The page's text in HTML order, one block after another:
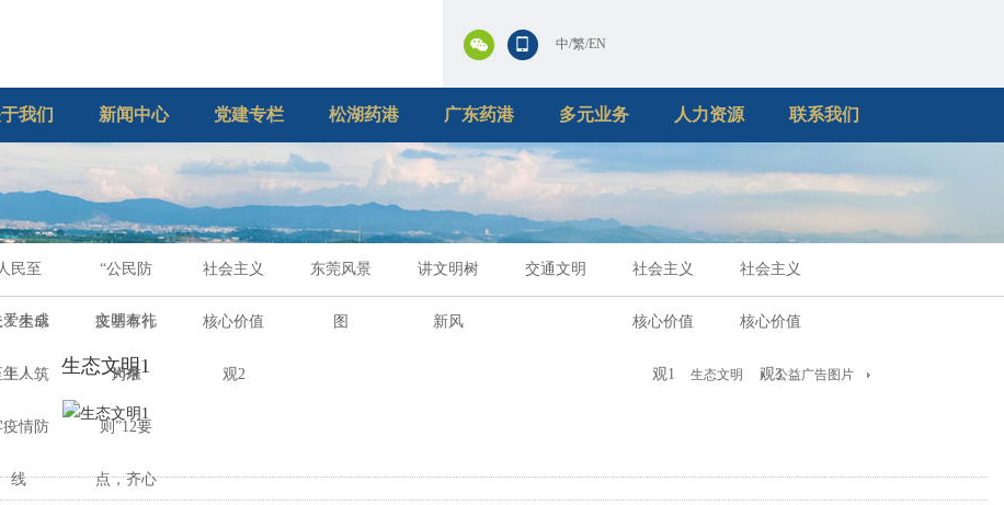
中/繁/EN
我们 新闻中心 党建专栏 松湖药港 广东药港 多元业务 人力资源 联系我们
民至
！生命
上！筑
疫情防
线
“公民防
疫基本行
为准
则”12要
点，齐心
社会主义
核心价值
观2
东莞风景
图
讲文明树
新风
交通文明 社会主义
核心价值
观1
社会主义
核心价值
观3
爱未成
年人
文明有礼
18条 生态文明 公益广告图片
生态文明1